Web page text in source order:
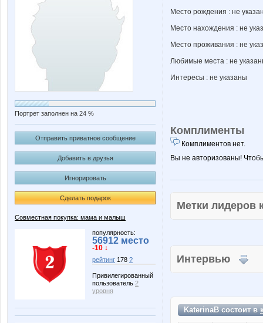
Портрет заполнен на 24 %
Отправить приватное сообщение
Добавить в друзья
Игнорировать
Сделать подарок
Совместная покупка: мама и малыш
популярность:
56912 место
-10 ↓
рейтинг 178 ?
Привилегированный
пользователь 2
уровня
Место рождения : не
Место нахождения : не
Место проживания : не
Любимые места : не
Интересы : не указаны
Комплименты
Комплиментов нет.
Вы не авторизованы!
Метки
Интервью
KaterinaB состоит в